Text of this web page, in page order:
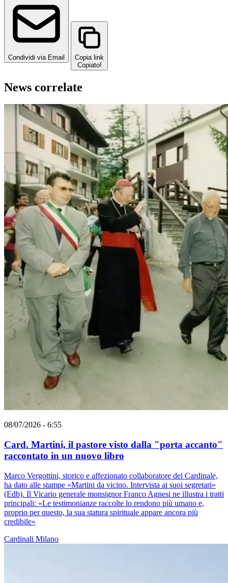
Condividi via Email
Copia link
Copiato!
News correlate
08/07/2026 - 6:55
Card. Martini, il pastore visto dalla "porta accanto"
raccontato in un nuovo libro
Marco Vergottini, storico e affezionato collaboratore del Cardinale,
ha dato alle stampe «Martini da vicino. Intervista ai suoi segretari»
(Edb). Il Vicario generale monsignor Franco Agnesi ne illustra i tratti
principali: «Le testimonianze raccolte lo rendono più umano e,
proprio per questo, la sua statura spirituale appare ancora più
credibile»
Cardinali Milano